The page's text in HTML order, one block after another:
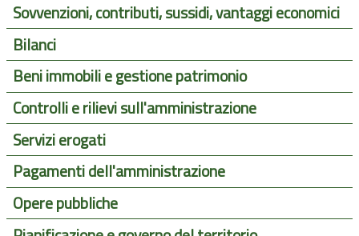
Sovvenzioni, contributi, sussidi, vantaggi economici
Bilanci
Beni immobili e gestione patrimonio
Controlli e rilievi sull'amministrazione
Servizi erogati
Pagamenti dell'amministrazione
Opere pubbliche